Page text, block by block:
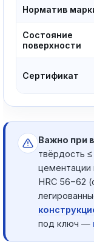
Норматив
Состояние
поверхности
Сертификат
Важно при
твёрдость
цементации
HRC 56−62
под ключ —